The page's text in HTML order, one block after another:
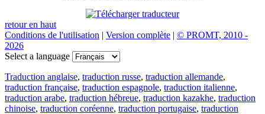
retour en haut
Conditions de l'utilisation | Version complète | © PROMT, 2010 -
2026
Select a language
Traduction anglaise, traduction russe, traduction allemande,
traduction française, traduction espagnole, traduction italienne,
traduction arabe, traduction hébreue, traduction kazakhe, traduction
chinoise, traduction coréenne, traduction portugaise, traduction